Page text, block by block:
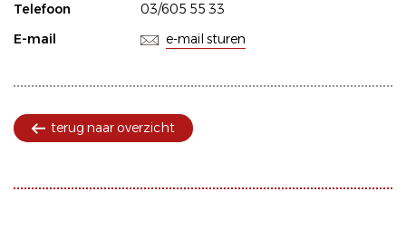
Telefoon
03/605 55 33
E-mail
e-mail sturen
terug naar overzicht